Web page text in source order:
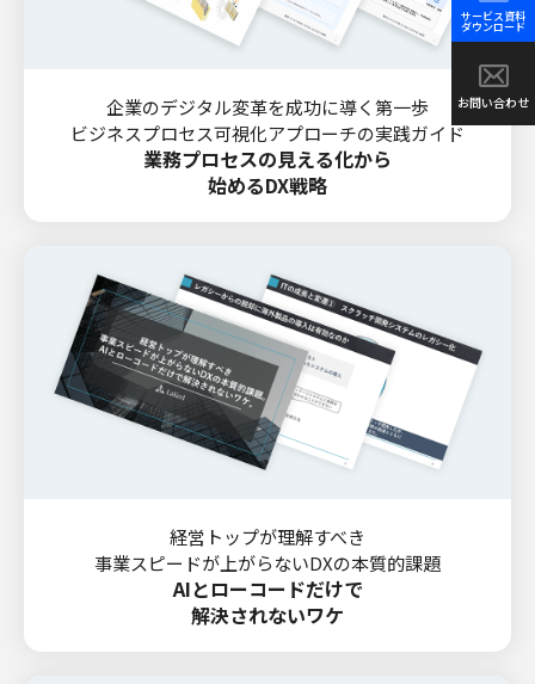
サービス資料
ダウンロード
お問い合わせ
企業のデジタル変革を成功に導く第一歩
ビジネスプロセス可視化アプローチの実践ガイド
業務プロセスの見える化から
始めるDX戦略
経営トップが理解すべき
事業スピードが上がらないDXの本質的課題
AIとローコードだけで
解決されないワケ